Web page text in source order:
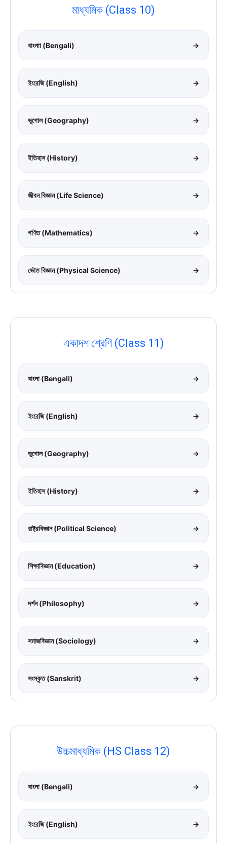
মাধ্যমিক (Class 10)
বাংলাা (Bengali) →
ইংরেজি (English) →
ভূগোল (Geography) →
ইতিহাস (History) →
জীবন বিজ্ঞান (Life Science) →
গণিত (Mathematics) →
ভৌত বিজ্ঞান (Physical Science) →
একাদশ শ্রেণি (Class 11)
বাংলা (Bengali) →
ইংরেজি (English) →
ভূগোল (Geography) →
ইতিহাস (History) →
রাষ্ট্রবিজ্ঞান (Political Science) →
শিক্ষাবিজ্ঞান (Education) →
দর্শন (Philosophy) →
সমাজবিজ্ঞান (Sociology) →
সংস্কৃত (Sanskrit) →
উচ্চমাধ্যমিক (HS Class 12)
বাংলা (Bengali) →
ইংরেজি (English) →